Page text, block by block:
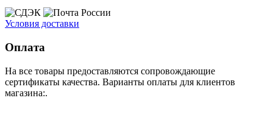
Условия доставки
Оплата
На все товары предоставляются сопровождающие
сертификаты качества. Варианты оплаты для клиентов
магазина:.